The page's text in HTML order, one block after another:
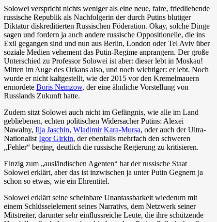
Solowei verspricht nichts weniger als eine neue, faire, friedliebende
russische Republik als Nachfolgerin der durch Putins blutiger
Diktatur diskreditierten Russischen Föderation. Okay, solche Dinge
sagen und fordern ja auch andere russische Oppositionelle, die ins
Exil gegangen sind und nun aus Berlin, London oder Tel Aviv über
soziale Medien vehement das Putin-Regime anprangern. Der große
Unterschied zu Professor Solowei ist aber: dieser lebt in Moskau!
Mitten im Auge des Orkans also, und noch wichtiger: er lebt. Noch
wurde er nicht kaltgestellt, wie der 2015 vor den Kremelmauern
ermordete Boris Nemzow, der eine ähnliche Vorstellung von
Russlands Zukunft hatte.
Zudem sitzt Solowei auch nicht im Gefängnis, wie alle im Land
gebliebenen, echten politischen Widersacher Putins: Alexei
Nawalny, Ilja Jaschin, Wladimir Kara-Mursa, oder auch der Ultra-
Nationalist Igor Girkin, der ebenfalls mehrfach den schweren
„Fehler“ beging, deutlich die russische Regierung zu kritisieren.
Einzig zum „ausländischen Agenten“ hat der russische Staat
Solowei erklärt, aber das ist inzwischen ja unter Putin Gegnern ja
schon so etwas, wie ein Ehrentitel.
Solowei erklärt seine scheinbare Unantassbarkeit wiederum mit
einem Schlüsselelement seines Narrativs, dem Netzwerk seiner
Mitstreiter, darunter sehr einflussreiche Leute, die ihre schützende